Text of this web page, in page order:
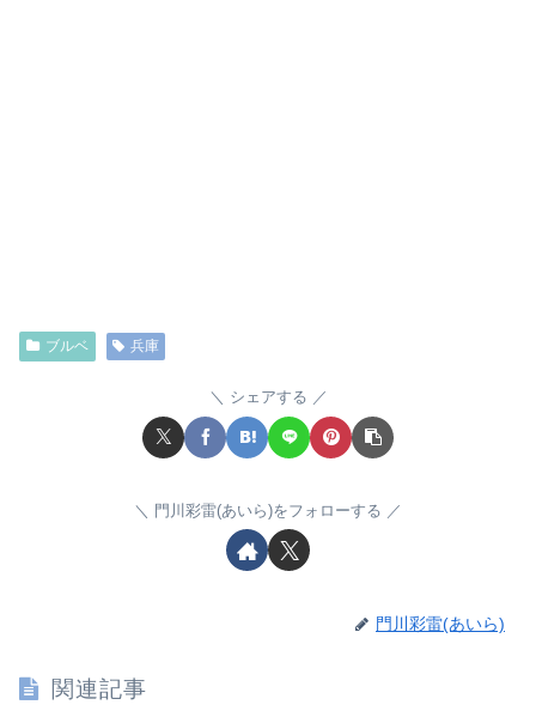
ブルベ 兵庫
シェアする
門川彩雷(あいら)をフォローする
門川彩雷(あいら)
関連記事